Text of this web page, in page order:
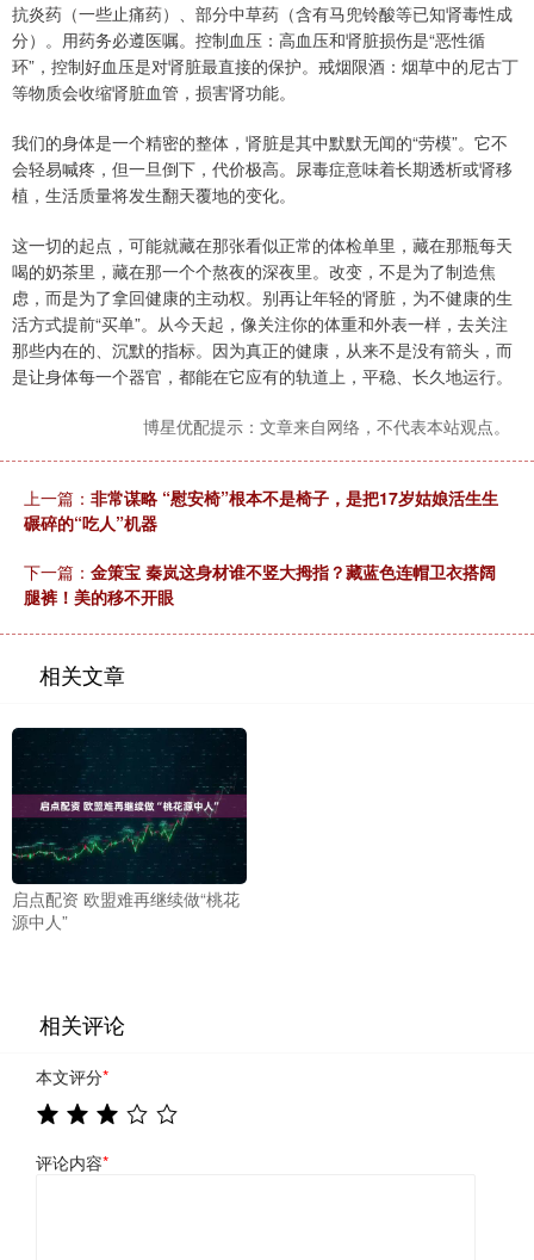
抗炎药（一些止痛药）、部分中草药（含有马兜铃酸等已知肾毒性成
分）。用药务必遵医嘱。控制血压：高血压和肾脏损伤是“恶性循
环”，控制好血压是对肾脏最直接的保护。戒烟限酒：烟草中的尼古丁
等物质会收缩肾脏血管，损害肾功能。
我们的身体是一个精密的整体，肾脏是其中默默无闻的“劳模”。它不
会轻易喊疼，但一旦倒下，代价极高。尿毒症意味着长期透析或肾移
植，生活质量将发生翻天覆地的变化。
这一切的起点，可能就藏在那张看似正常的体检单里，藏在那瓶每天
喝的奶茶里，藏在那一个个熬夜的深夜里。改变，不是为了制造焦
虑，而是为了拿回健康的主动权。别再让年轻的肾脏，为不健康的生
活方式提前“买单”。从今天起，像关注你的体重和外表一样，去关注
那些内在的、沉默的指标。因为真正的健康，从来不是没有箭头，而
是让身体每一个器官，都能在它应有的轨道上，平稳、长久地运行。
博星优配提示：文章来自网络，不代表本站观点。
上一篇： 非常谋略 “慰安椅”根本不是椅子，是把17岁姑娘活生生
碾碎的“吃人”机器
下一篇： 金策宝 秦岚这身材谁不竖大拇指？藏蓝色连帽卫衣搭阔
腿裤！美的移不开眼
相关文章
启点配资 欧盟难再继续做“桃花
源中人”
相关评论
本文评分*
评论内容*